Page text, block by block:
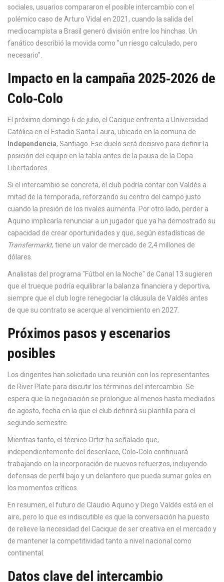
sociales, usuarios compararon el posible intercambio con el
polémico caso de Arturo Vidal en 2021, cuando la salida del
mediocampista a Brasil generó división entre los hinchas. Un
fanático describió la movida como "un riesgo calculado, pero
necesario".
Impacto en la campaña 2025‑2026 de
Colo‑Colo
El próximo domingo 6 de julio, el Cacique enfrenta a Universidad
Católica en el Estadio Santa Laura, ubicado en la comuna de
Independencia, Santiago. Ese duelo será decisivo para definir la
posición del equipo en la tabla antes de la pausa de la Copa
Libertadores.
Si el intercambio se concreta, el club podría contar con Valdés a
mitad de la temporada, reforzando su centro del campo justo
cuando la presión de los rivales aumenta. Por otro lado, perder a
Aquino implicaría renunciar a un jugador que ya ha demostrado su
capacidad de crear oportunidades y que, según estadísticas de
Transfermarkt, tiene un valor de mercado de 2,4 millones de
dólares.
Analistas del programa "Fútbol en la Noche" de Canal 13 sugieren
que el trueque podría equilibrar la balanza financiera y deportiva,
siempre que el club logre renegociar la cláusula de Valdés antes
de que su contrato se acerque al vencimiento en 2027.
Próximos pasos y escenarios
posibles
Los dirigentes han solicitado una reunión con los representantes
de River Plate para discutir los términos del intercambio. Se
espera que la negociación se prolongue al menos hasta mediados
de agosto, fecha en la que el club definirá su plantilla para el
segundo semestre.
Mientras tanto, el técnico Ortiz ha señalado que,
independientemente del desenlace, Colo‑Colo continuará
trabajando en la incorporación de nuevos refuerzos, incluyendo
defensas de perfil bajo y un delantero que pueda sumar goles en
los momentos críticos.
En resumen, el futuro de Claudio Aquino y Diego Valdés está en el
aire, pero lo que es indiscutible es que la conversación ha puesto
de relieve la necesidad del Cacique de ser creativa en el mercado y
de mantener la competitividad tanto a nivel nacional como
continental.
Datos clave del intercambio